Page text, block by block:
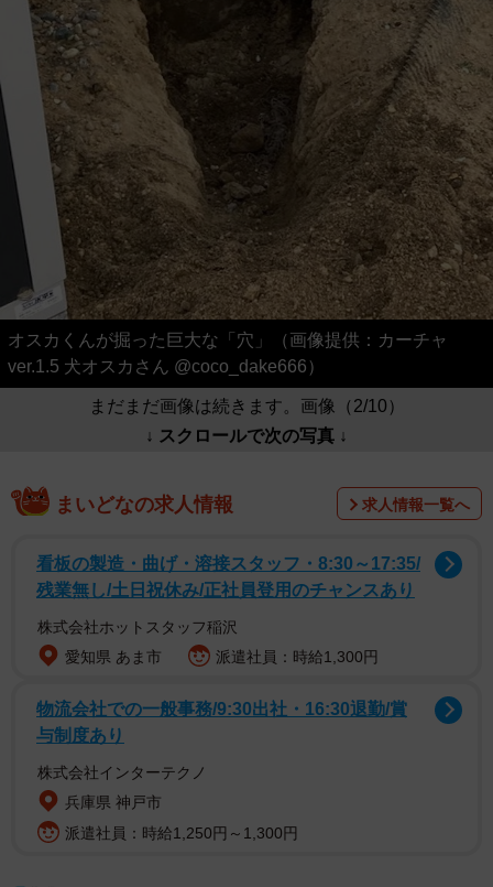
オスカくんが掘った巨大な「穴」（画像提供：カーチャ
ver.1.5 犬オスカさん @coco_dake666）
まだまだ画像は続きます。画像（2/10）
↓ スクロールで次の写真 ↓
まいどなの求人情報 求人情報一覧へ
看板の製造・曲げ・溶接スタッフ・8:30～17:35/
残業無し/土日祝休み/正社員登用のチャンスあり
株式会社ホットスタッフ稲沢
愛知県 あま市
派遣社員：時給1,300円
物流会社での一般事務/9:30出社・16:30退勤/賞
与制度あり
株式会社インターテクノ
兵庫県 神戸市
派遣社員：時給1,250円～1,300円